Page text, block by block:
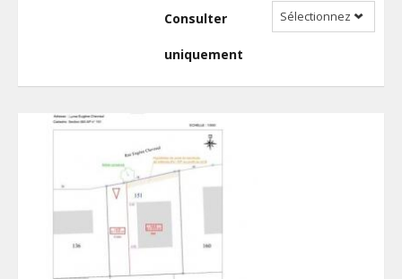
Consulter
uniquement
Sélectionnez